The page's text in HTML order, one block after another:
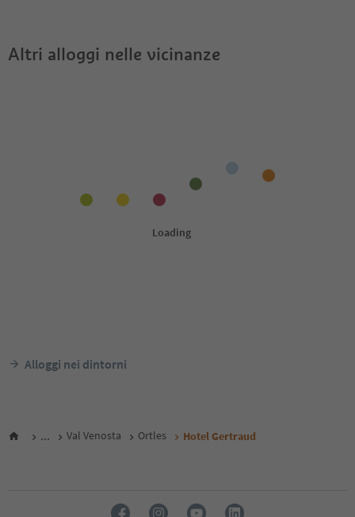
Altri alloggi nelle vicinanze
Alloggi nei dintorni
... Val Venosta Ortles Hotel Gertraud